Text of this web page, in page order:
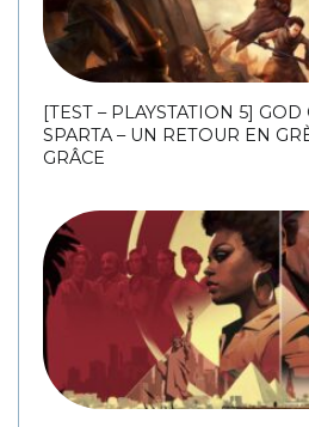
[TEST – PLAYSTATION 5]
SPARTA – UN RETOUR EN
GRÂCE